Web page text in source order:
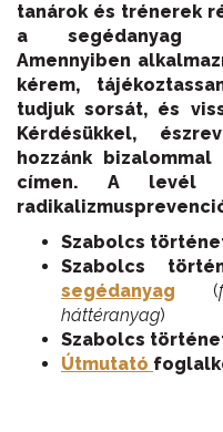
tanárok és trénerek
a segédanyag
Amennyiben
kérem,
tudjuk sorsát, és
Kérdésükkel,
hozzánk bizalommal
címen. A levél
Szabolcs
Szabolcs
segédanyag (
háttéranyag)
Szabolcs
Útmutató